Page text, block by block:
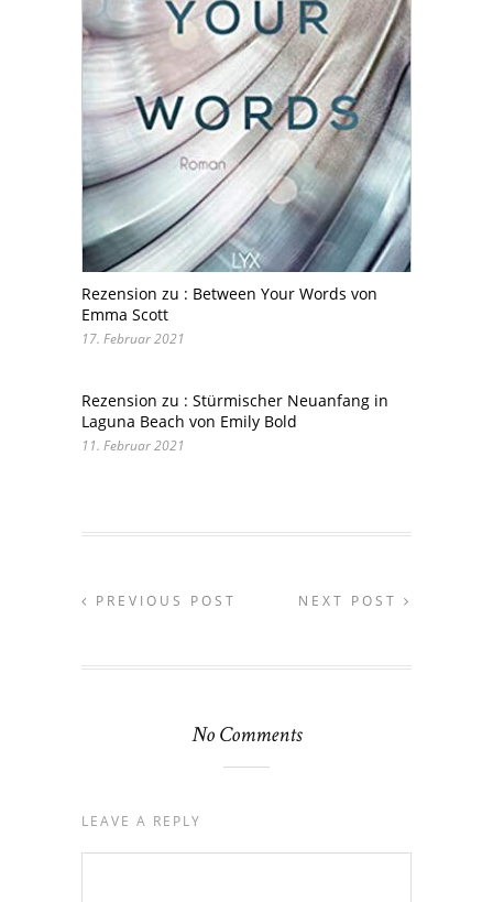
Rezension zu : Between Your Words von
Emma Scott
17. Februar 2021
Rezension zu : Stürmischer Neuanfang in
Laguna Beach von Emily Bold
11. Februar 2021
PREVIOUS POST NEXT POST
No Comments
LEAVE A REPLY